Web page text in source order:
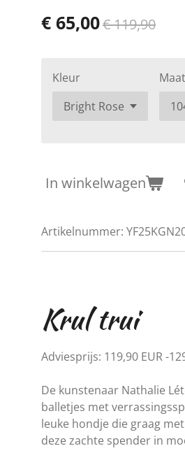
€ 65,00€ 119,90
Kleur Maat
In winkelwagen
Artikelnummer:
Krul trui
Adviesprijs: 119,90 EUR -
De kunstenaar Nathalie
balletjes met
leuke hondje die graag
deze zachte spender in